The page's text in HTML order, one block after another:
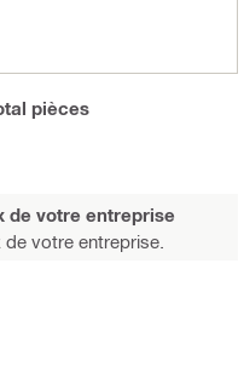
pièces
de votre entreprise
votre entreprise.